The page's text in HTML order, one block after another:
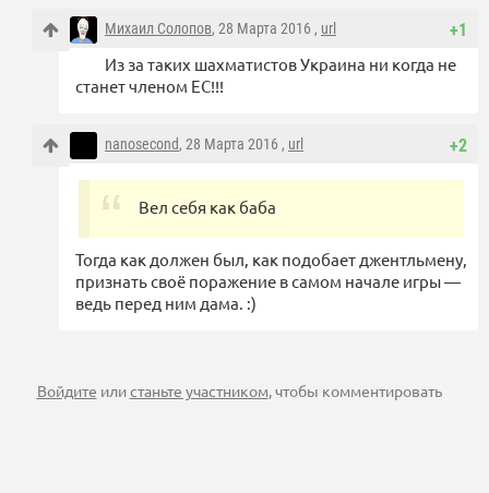
+1
Михаил Солопов, 28 Марта 2016 , url
Из за таких шахматистов Украина ни когда не
станет членом ЕС!!!
+2
nanosecond, 28 Марта 2016 , url
Вел себя как баба
Тогда как должен был, как подобает джентльмену,
признать своё поражение в самом начале игры —
ведь перед ним дама. :)
Войдите илистаньте участником , чтобы комментировать